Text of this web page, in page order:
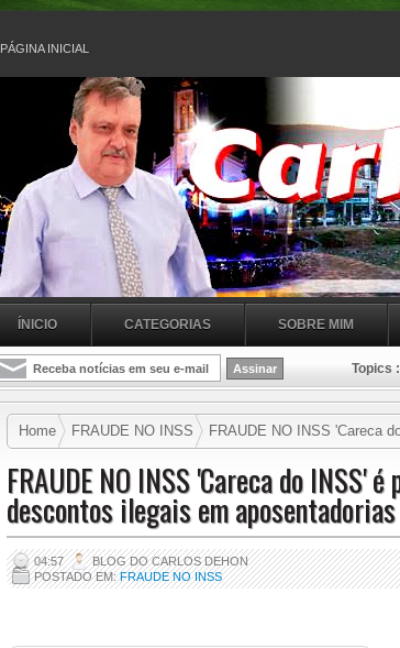
PÁGINA INICIAL
ÍNICIO CATEGORIAS SOBRE MIM
Topics :
Home FRAUDE NO INSS
FRAUDE NO INSS 'Careca
FRAUDE NO INSS 'Careca do INSS'
descontos ilegais em aposentadorias
04:57
BLOG DO CARLOS DEHON
POSTADO EM:FRAUDE NO INSS